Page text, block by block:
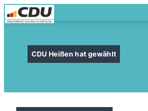
CDU Heißen hat gewählt